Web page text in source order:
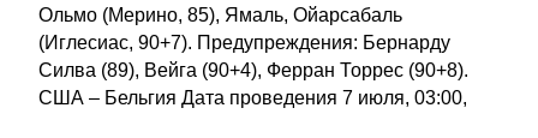
Ольмо (Мерино, 85), Ямаль, Ойарсабаль
(Иглесиас, 90+7). Предупреждения: Бернарду
Силва (89), Вейга (90+4), Ферран Торрес (90+8).
США – Бельгия Дата проведения 7 июля, 03:00,